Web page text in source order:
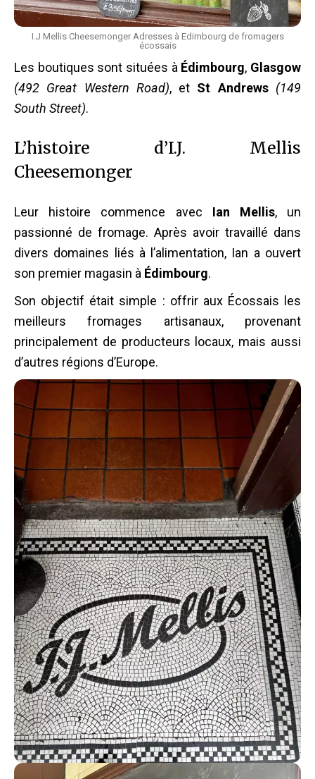
I.J Mellis Cheesemonger Adresses à Edimbourg de fromagers
écossais
Les boutiques sont situées à Édimbourg, Glasgow
(492 Great Western Road), et St Andrews (149
South Street).
L’histoire d’I.J. Mellis
Cheesemonger
Leur histoire commence avec Ian Mellis, un
passionné de fromage. Après avoir travaillé dans
divers domaines liés à l’alimentation, Ian a ouvert
son premier magasin à Édimbourg.
Son objectif était simple : offrir aux Écossais les
meilleurs fromages artisanaux, provenant
principalement de producteurs locaux, mais aussi
d’autres régions d’Europe.